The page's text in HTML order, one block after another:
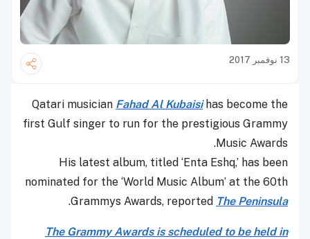
13 نوفمبر 2017
Qatari musician Fahad Al Kubaisihas become the
first Gulf singer to run for the prestigious Grammy
Music Awards.
His latest album, titled ‘Enta Eshq,’ has been
nominated for the ‘World Music Album’ at the 60th
Grammys Awards, reported The Peninsula
.
The Grammy Awards is scheduled to be held in